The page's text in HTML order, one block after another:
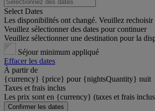
Select Dates
Les disponibilités ont changé. Veuillez rechoisir
Veuillez sélectionner des dates pour continuer
Veuillez sélectionner une destination pour la
Séjour minimum appliqué
Effacer les dates
À partir de
{currency} {price} pour {nightsQuantity} nuit
Taxes et frais inclus
Les prix sont en {currency} (taxes et frais
Confirmer les dates